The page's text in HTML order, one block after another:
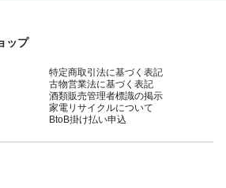
ップ
特定商取引法に基づく表記
古物営業法に基づく表記
酒類販売管理者標識の掲示
家電リサイクルについて
BtoB掛け払い申込